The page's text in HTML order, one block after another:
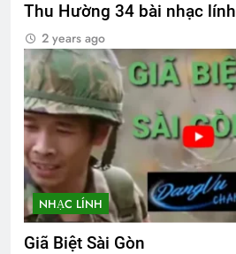
Thu Hường 34 bài nhạc lính
2 years ago
NHẠC LÍNH
Giã Biệt Sài Gòn